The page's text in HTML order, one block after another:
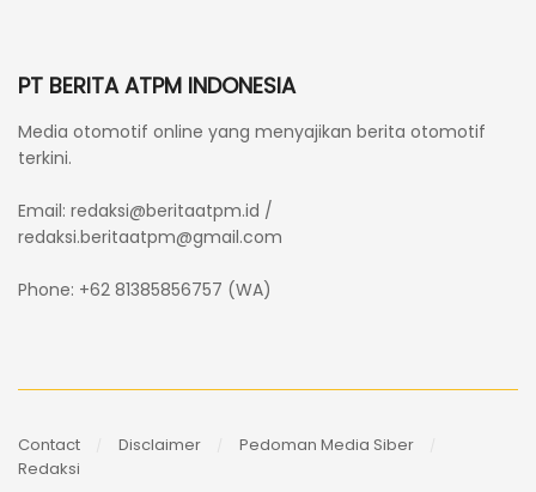
PT BERITA ATPM INDONESIA
Media otomotif online yang menyajikan berita otomotif
terkini.
Email: redaksi@beritaatpm.id /
redaksi.beritaatpm@gmail.com
Phone: +62 81385856757 (WA)
Contact Disclaimer
Pedoman Media Siber
Redaksi